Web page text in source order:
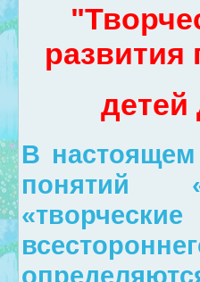
развития
детей
В
понятий